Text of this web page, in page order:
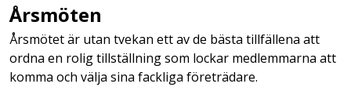
Årsmöten
Årsmötet är utan tvekan ett av de bästa tillfällena att
ordna en rolig tillställning som lockar medlemmarna att
komma och välja sina fackliga företrädare.